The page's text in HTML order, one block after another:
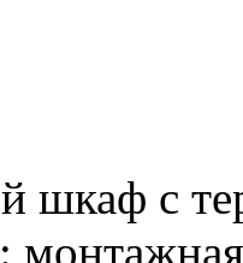
шкаф с